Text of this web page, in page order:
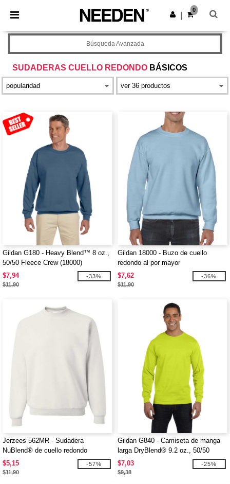
× App de Needen
¡Mejores precios en app!
Descargar app
0
SUDADERAS CUELLO REDONDO BÁSICOS
Búsqueda Avanzada
Gildan G180 - Heavy Blend™ 8 oz.,
50/50 Fleece Crew (18000)
$7,94
$11,90
-33%
Gildan 18000 - Buzo de cuello
redondo al por mayor
$7,62
$11,90
-36%
Jerzees 562MR - Sudadera
NuBlend® de cuello redondo
$5,15
$11,90
-57%
Gildan G840 - Camiseta de manga
larga DryBlend® 9.2 oz., 50/50
$7,03
$9,38
-25%